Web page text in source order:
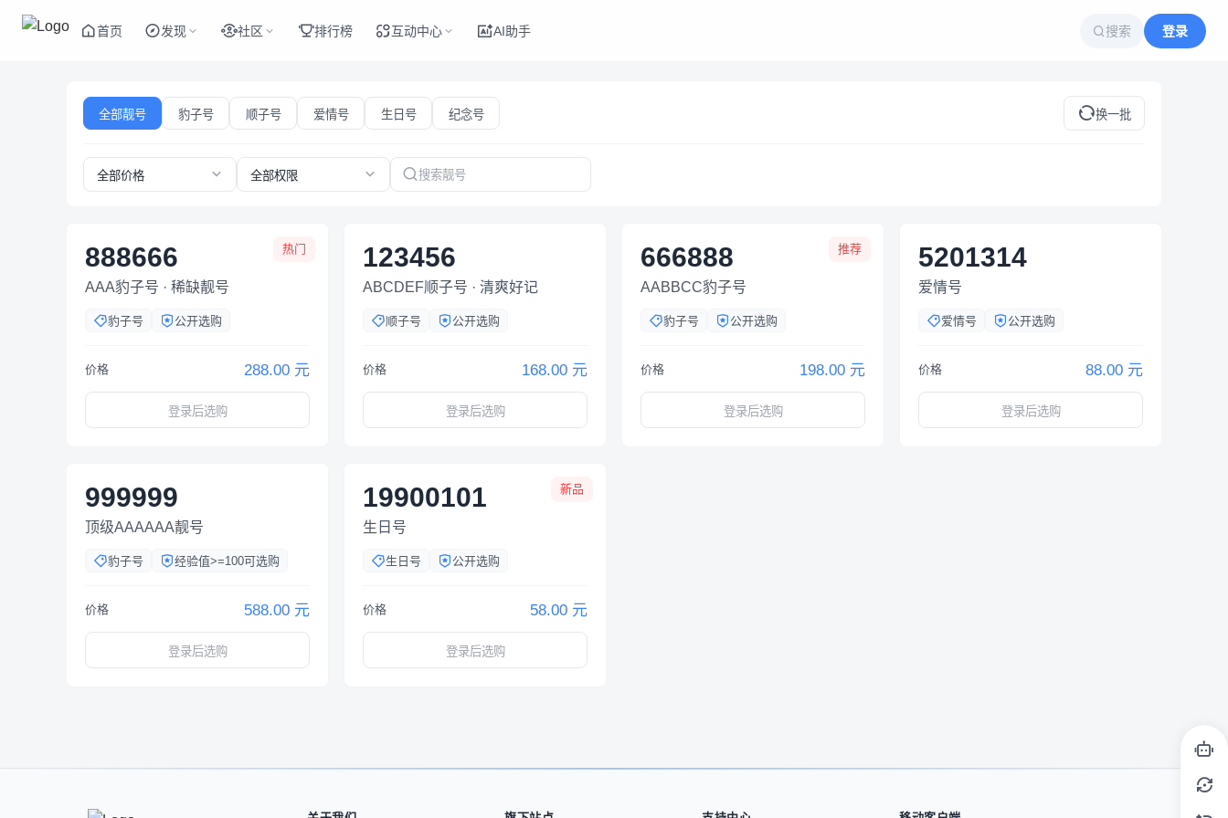
首页 发现 社区 排行榜 互动中心 AI助手 搜索 登录
全部靓号 豹子号 顺子号 爱情号 生日号 纪念号 换一批
全部价格 全部权限
热门
888666
AAA豹子号 · 稀缺靓号
豹子号 公开选购
价格 288.00 元
登录后选购
123456
ABCDEF顺子号 · 清爽好记
顺子号 公开选购
价格 168.00 元
登录后选购
推荐
666888
AABBCC豹子号
豹子号 公开选购
价格 198.00 元
登录后选购
5201314
爱情号
爱情号 公开选购
价格 88.00 元
登录后选购
999999
顶级AAAAAA靓号
豹子号 经验值>=100可选购
价格 588.00 元
登录后选购
新品
19900101
生日号
生日号 公开选购
价格 58.00 元
登录后选购